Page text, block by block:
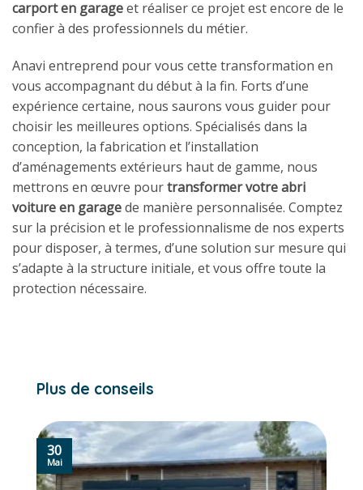
carport en garageet réaliser ce projet est encore de le
confier à des professionnels du métier.
Anavi entreprend pour vous cette transformation en
vous accompagnant du début à la fin. Forts d’une
expérience certaine, nous saurons vous guider pour
choisir les meilleures options. Spécialisés dans la
conception, la fabrication et l’installation
d’aménagements extérieurs haut de gamme, nous
mettrons en œuvre pourtransformer votre abri
voiture en garagede manière personnalisée. Comptez
sur la précision et le professionnalisme de nos experts
pour disposer, à termes, d’une solution sur mesure qui
s’adapte à la structure initiale, et vous offre toute la
protection nécessaire.
Plus de conseils
30
Mai